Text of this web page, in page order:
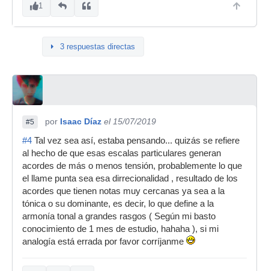
1
3 respuestas directas
#5 por Isaac Díaz el 15/07/2019
#4 Tal vez sea así, estaba pensando... quizás se refiere
al hecho de que esas escalas particulares generan
acordes de más o menos tensión, probablemente lo que
el llame punta sea esa dirrecionalidad , resultado de los
acordes que tienen notas muy cercanas ya sea a la
tónica o su dominante, es decir, lo que define a la
armonía tonal a grandes rasgos ( Según mi basto
conocimiento de 1 mes de estudio, hahaha ), si mi
analogía está errada por favor corríjanme